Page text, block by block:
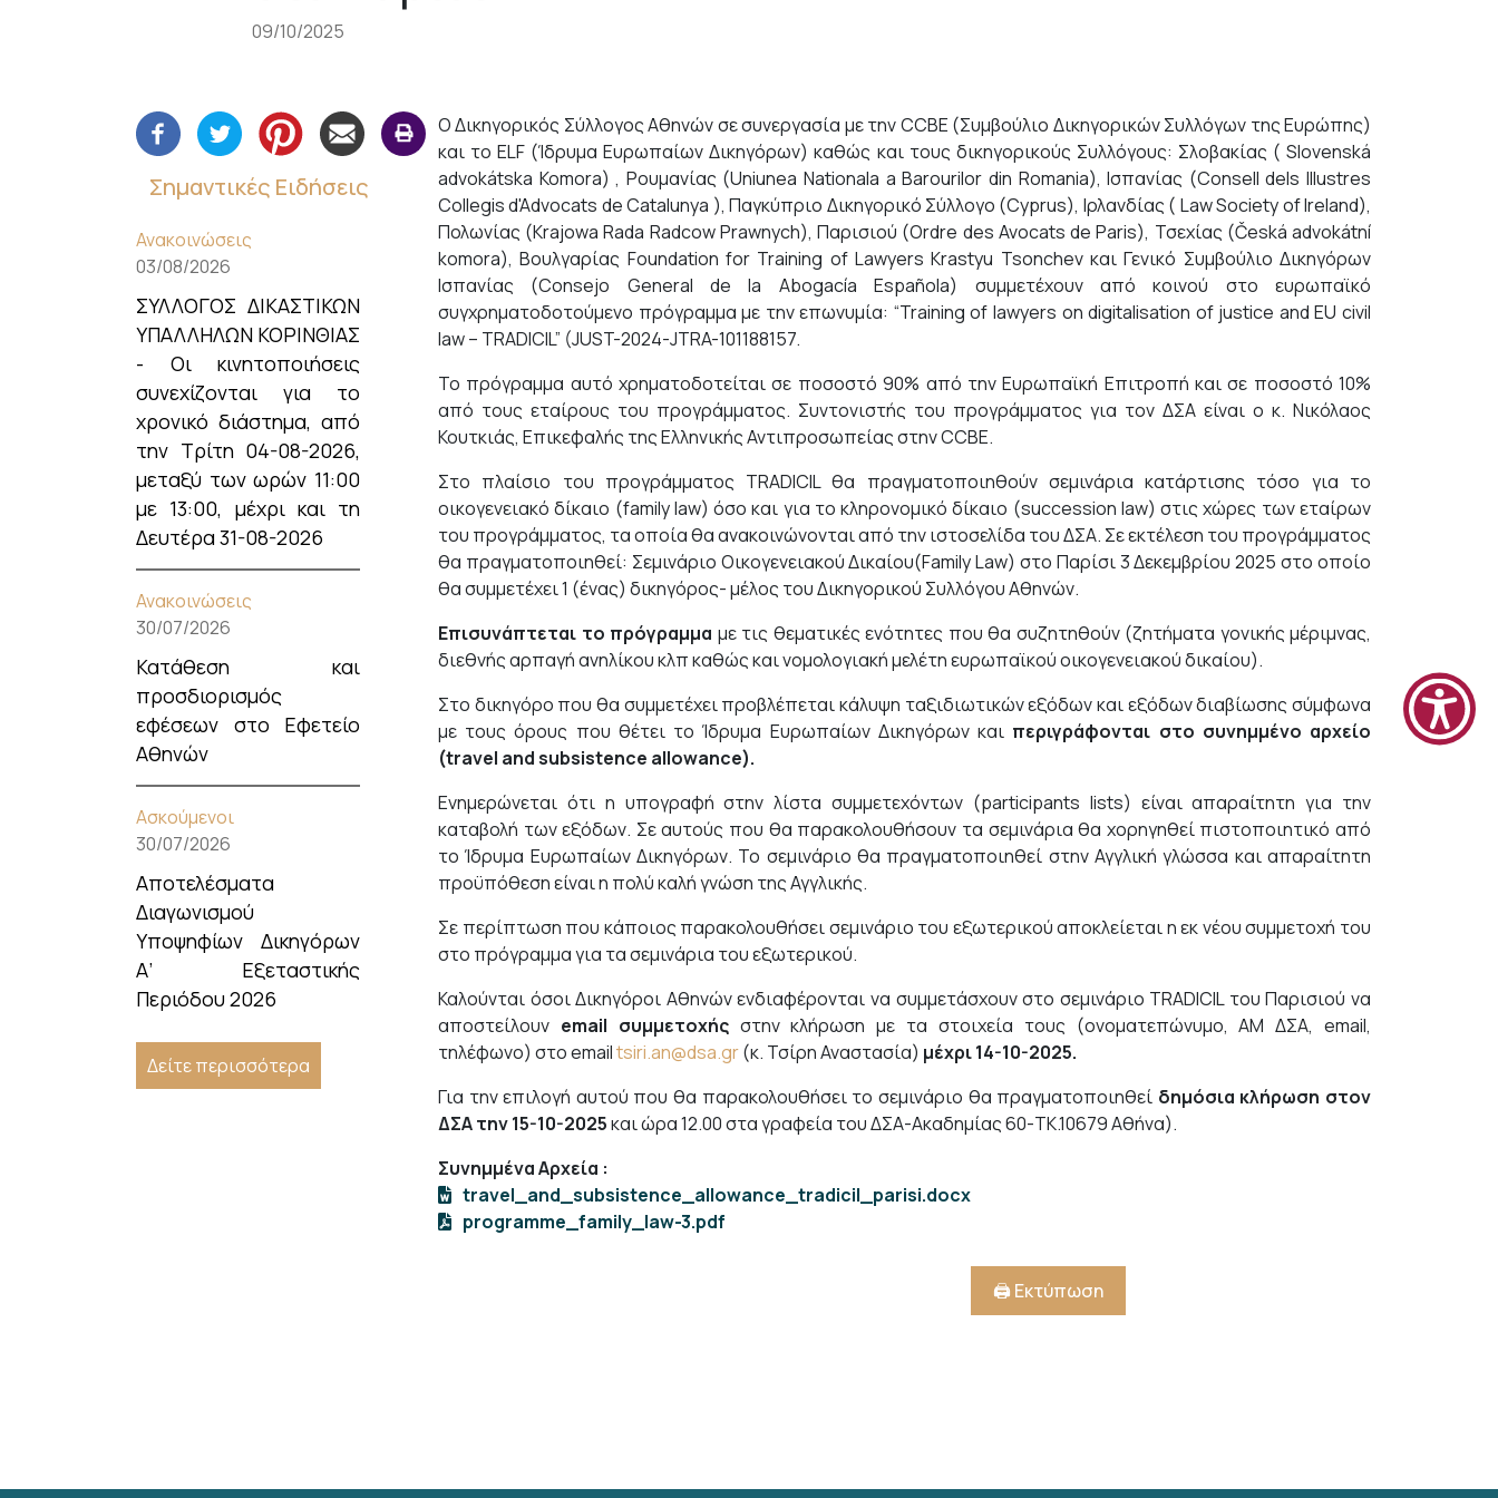
09/10/2025
Σημαντικές Ειδήσεις
Ανακοινώσεις
03/08/2026
ΣΥΛΛΟΓΟΣ ΔΙΚΑΣΤΙΚΩΝ
ΥΠΑΛΛΗΛΩΝ ΚΟΡΙΝΘΙΑΣ
- Οι κινητοποιήσεις
συνεχίζονται για το
χρονικό διάστημα, από
την Τρίτη 04-08-2026,
μεταξύ των ωρών 11:00
με 13:00, μέχρι και τη
Δευτέρα 31-08-2026
Ανακοινώσεις
30/07/2026
Κατάθεση και
προσδιορισμός
εφέσεων στο Εφετείο
Αθηνών
Ασκούμενοι
30/07/2026
Αποτελέσματα
Διαγωνισμού
Υποψηφίων Δικηγόρων
Α’ Εξεταστικής
Περιόδου 2026
Δείτε περισσότερα
Ο Δικηγορικός Σύλλογος Αθηνών σε συνεργασία με την CCBE (Συμβούλιο Δικηγορικών Συλλόγων της Ευρώπης)
και το ELF (Ίδρυμα Ευρωπαίων Δικηγόρων) καθώς και τους δικηγορικούς Συλλόγους: Σλοβακίας ( Slovenská
advokátska Komora) , Ρουμανίας (Uniunea Nationala a Barourilor din Romania), Ισπανίας (Consell dels Illustres
Collegis d'Advocats de Catalunya ), Παγκύπριο Δικηγορικό Σύλλογο (Cyprus), Ιρλανδίας ( Law Society of Ireland),
Πολωνίας (Krajowa Rada Radcow Prawnych), Παρισιού (Ordre des Avocats de Paris), Τσεχίας (Česká advokátní
komora), Βουλγαρίας Foundation for Training of Lawyers Krastyu Tsonchev και Γενικό Συμβούλιο Δικηγόρων
Ισπανίας (Consejo General de la Abogacía Española) συμμετέχουν από κοινού στο ευρωπαϊκό
συγχρηματοδοτούμενο πρόγραμμα με την επωνυμία: “Training of lawyers on digitalisation of justice and EU civil
law – TRADICIL” (JUST-2024-JTRA-101188157.
Το πρόγραμμα αυτό χρηματοδοτείται σε ποσοστό 90% από την Ευρωπαϊκή Επιτροπή και σε ποσοστό 10%
από τους εταίρους του προγράμματος. Συντονιστής του προγράμματος για τον ΔΣΑ είναι ο κ. Νικόλαος
Κουτκιάς, Επικεφαλής της Ελληνικής Αντιπροσωπείας στην CCBE.
Στο πλαίσιο του προγράμματος TRADICIL θα πραγματοποιηθούν σεμινάρια κατάρτισης τόσο για το
οικογενειακό δίκαιο (family law) όσο και για το κληρονομικό δίκαιο (succession law) στις χώρες των εταίρων
του προγράμματος, τα οποία θα ανακοινώνονται από την ιστοσελίδα του ΔΣΑ. Σε εκτέλεση του προγράμματος
θα πραγματοποιηθεί: Σεμινάριο Οικογενειακού Δικαίου(Family Law) στο Παρίσι 3 Δεκεμβρίου 2025 στο οποίο
θα συμμετέχει 1 (ένας) δικηγόρος- μέλος του Δικηγορικού Συλλόγου Αθηνών.
Επισυνάπτεται το πρόγραμμα με τις θεματικές ενότητες που θα συζητηθούν (ζητήματα γονικής μέριμνας,
διεθνής αρπαγή ανηλίκου κλπ καθώς και νομολογιακή μελέτη ευρωπαϊκού οικογενειακού δικαίου).
Στo δικηγόρο που θα συμμετέχει προβλέπεται κάλυψη ταξιδιωτικών εξόδων και εξόδων διαβίωσης σύμφωνα
με τους όρους που θέτει το Ίδρυμα Ευρωπαίων Δικηγόρων και περιγράφονται στο συνημμένο αρχείο
(travel and subsistence allowance).
Ενημερώνεται ότι η υπογραφή στην λίστα συμμετεχόντων (participants lists) είναι απαραίτητη για την
καταβολή των εξόδων. Σε αυτούς που θα παρακολουθήσουν τα σεμινάρια θα χορηγηθεί πιστοποιητικό από
το Ίδρυμα Ευρωπαίων Δικηγόρων. Το σεμινάριο θα πραγματοποιηθεί στην Αγγλική γλώσσα και απαραίτητη
προϋπόθεση είναι η πολύ καλή γνώση της Αγγλικής.
Σε περίπτωση που κάποιος παρακολουθήσει σεμινάριο του εξωτερικού αποκλείεται η εκ νέου συμμετοχή του
στο πρόγραμμα για τα σεμινάρια του εξωτερικού.
Καλούνται όσοι Δικηγόροι Αθηνών ενδιαφέρονται να συμμετάσχουν στο σεμινάριο TRADICIL του Παρισιού να
αποστείλουν email συμμετοχής στην κλήρωση με τα στοιχεία τους (ονοματεπώνυμο, ΑΜ ΔΣΑ, email,
τηλέφωνο) στο emailtsiri.an@dsa.gr(κ. Τσίρη Αναστασία) μέχρι 14-10-2025.
Για την επιλογή αυτού που θα παρακολουθήσει το σεμινάριο θα πραγματοποιηθεί δημόσια κλήρωση στον
ΔΣΑ την 15-10-2025και ώρα 12.00 στα γραφεία του ΔΣΑ-Ακαδημίας 60-ΤΚ.10679 Αθήνα).
Συνημμένα Αρχεία :
travel_and_subsistence_allowance_tradicil_parisi.docx
programme_family_law-3.pdf
🖨️ Εκτύπωση